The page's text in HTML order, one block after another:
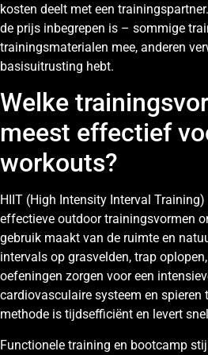
kosten deelt met een
de prijs inbegrepen is – sommige
trainingsmaterialen mee, anderen
basisuitrusting hebt.
Welke
meest effectief
workouts?
HIIT (High Intensity Interval
effectieve outdoor trainingsvormen
gebruik maakt van de ruimte en
intervals op grasvelden, trap
oefeningen zorgen voor een
cardiovasculaire systeem en spieren
methode is tijdsefficiënt en levert
Functionele training en bootcamp